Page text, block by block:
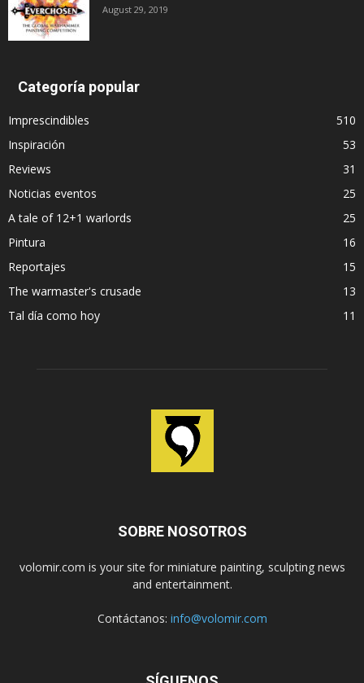
August 29, 2019
Categoría popular
Imprescindibles
510
Inspiración
53
Reviews
31
Noticias eventos
25
A tale of 12+1 warlords
25
Pintura
16
Reportajes
15
The warmaster's crusade
13
Tal día como hoy
11
SOBRE NOSOTROS
volomir.com is your site for miniature painting, sculpting news
and entertainment.
Contáctanos: info@volomir.com